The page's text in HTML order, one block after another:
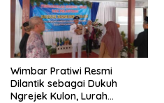
Wimbar Pratiwi Resmi
Dilantik sebagai Dukuh
Ngrejek Kulon, Lurah